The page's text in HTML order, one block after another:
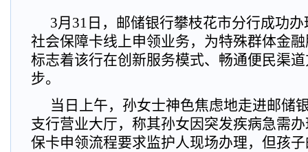
3月31日，邮储银行攀枝花市分行成功
社会保障卡线上申领业务，为特殊群体金
标志着该行在创新服务模式、畅通便民渠
步。
当日上午，孙女士神色焦虑地走进邮储
支行营业大厅，称其孙女因突发疾病急需
保卡申领流程要求监护人现场办理，但孩